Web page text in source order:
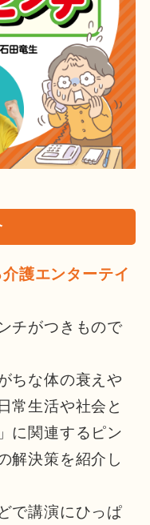
護エンターテイ
チがつきもので
ちな体の衰えや
常生活や社会と
に関連するピン
解決策を紹介し
で講演にひっぱ